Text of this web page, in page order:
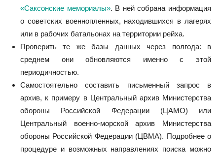
«Саксонские мемориалы». В ней собрана информация
о советских военнопленных, находившихся в лагерях
или в рабочих батальонах на территории рейха.
Проверить те же базы данных через полгода: в
среднем они обновляются именно с этой
периодичностью.
Самостоятельно составить письменный запрос в
архив, к примеру в Центральный архив Министерства
обороны Российской Федерации (ЦАМО) или
Центральный военно-морской архив Министерства
обороны Российской Федерации (ЦВМА). Подробнее о
процедуре и возможных направлениях поиска можно